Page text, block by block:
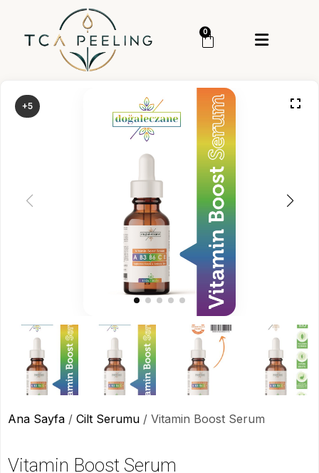
0
+5
Ana Sayfa / Cilt Serumu / Vitamin Boost Serum
Vitamin Boost Serum
Giriş Yap
Kategoriler Menü
Cilt Serumu